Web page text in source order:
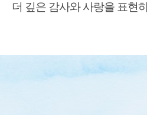
더 깊은 감사와 사랑을 표현